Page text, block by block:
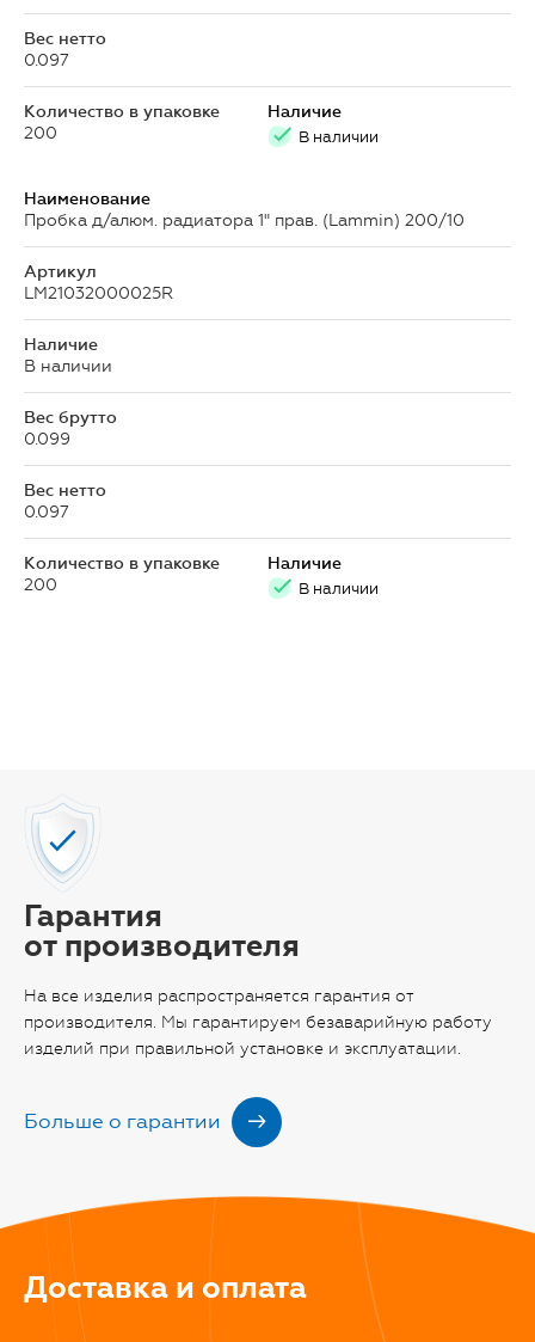
Вес нетто
0.097
Количество в упаковке
200
Наличие
В наличии
Наименование
Пробка д/алюм. радиатора 1" прав. (Lammin) 200/10
Артикул
LM21032000025R
Наличие
В наличии
Вес брутто
0.099
Вес нетто
0.097
Количество в упаковке
200
Наличие
В наличии
Гарантия
от производителя
На все изделия распространяется гарантия от
производителя. Мы гарантируем безаварийную работу
изделий при правильной установке и эксплуатации.
Больше о гарантии
Доставка и оплата